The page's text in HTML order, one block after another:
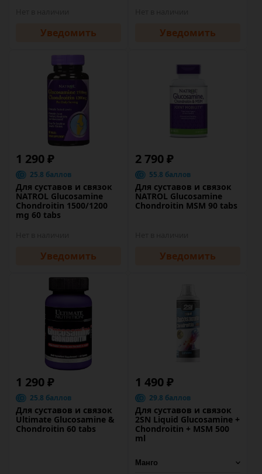
Уведомить Уведомить
1 290 ₽
25.8 баллов
Для суставов и связок
NATROL Glucosamine
Chondroitin 1500/1200
mg 60 tabs
Уведомить
2 790 ₽
55.8 баллов
Для суставов и связок
NATROL Glucosamine
Chondroitin MSM 90 tabs
Уведомить
1 290 ₽
25.8 баллов
Для суставов и связок
Ultimate Glucosamine &
Chondroitin 60 tabs
1 490 ₽
29.8 баллов
Для суставов и связок
2SN Liquid Glucosamine +
Chondroitin + MSM 500
ml